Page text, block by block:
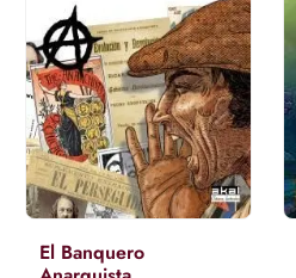
El Banquero